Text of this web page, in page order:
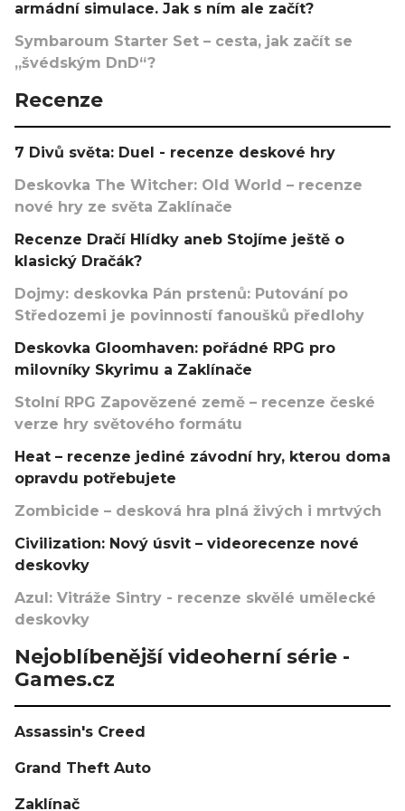
armádní simulace. Jak s ním ale začít?
Symbaroum Starter Set – cesta, jak začít se
„švédským DnD“?
Recenze
7 Divů světa: Duel - recenze deskové hry
Deskovka The Witcher: Old World – recenze
nové hry ze světa Zaklínače
Recenze Dračí Hlídky aneb Stojíme ještě o
klasický Dračák?
Dojmy: deskovka Pán prstenů: Putování po
Středozemi je povinností fanoušků předlohy
Deskovka Gloomhaven: pořádné RPG pro
milovníky Skyrimu a Zaklínače
Stolní RPG Zapovězené země – recenze české
verze hry světového formátu
Heat – recenze jediné závodní hry, kterou doma
opravdu potřebujete
Zombicide – desková hra plná živých i mrtvých
Civilization: Nový úsvit – videorecenze nové
deskovky
Azul: Vitráže Sintry - recenze skvělé umělecké
deskovky
Nejoblíbenější videoherní série -
Games.cz
Assassin's Creed
Grand Theft Auto
Zaklínač